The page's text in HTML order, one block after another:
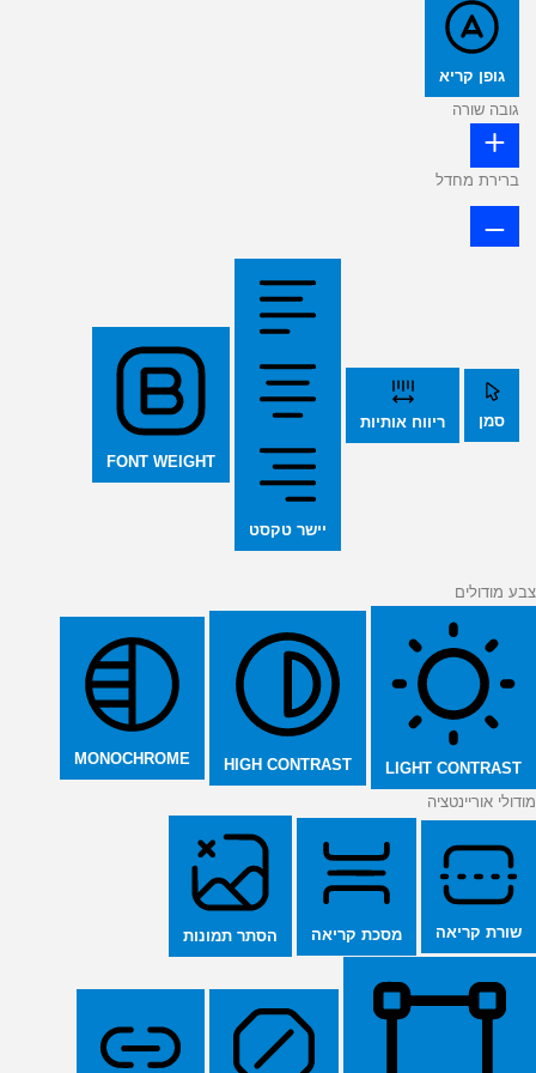
גופן קריא
גובה שורה
ברירת מחדל
סמן ריווח אותיות
יישר טקסט
FONT WEIGHT
צבע מודולים
LIGHT CONTRAST
HIGH CONTRAST
MONOCHROME
מודולי אוריינטציה
שורת קריאה מסכת קריאה הסתר תמונות